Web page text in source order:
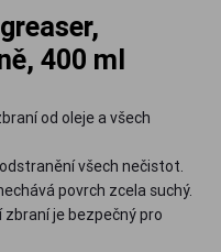
400 ml
od oleje a všech
všech nečistot.
povrch zcela suchý.
je bezpečný pro